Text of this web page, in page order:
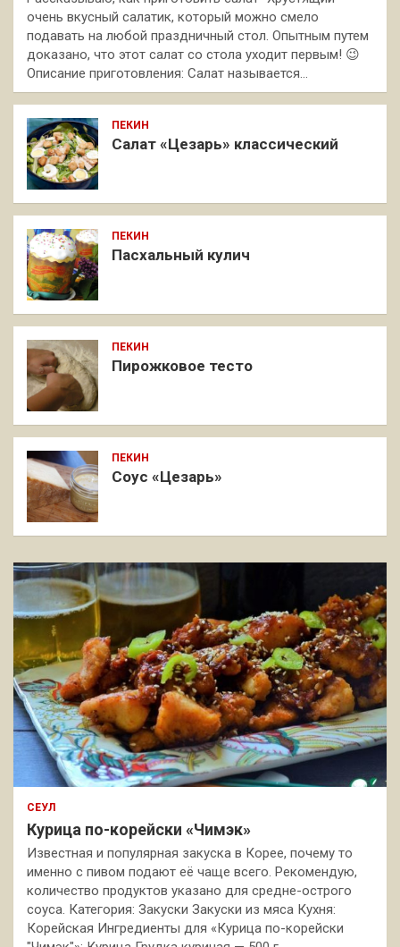
очень вкусный салатик, который можно смело
подавать на любой праздничный стол. Опытным путем
доказано, что этот салат со стола уходит первым! 😉
Описание приготовления: Салат называется…
ПЕКИН
Салат «Цезарь» классический
ПЕКИН
Пасхальный кулич
ПЕКИН
Пирожковое тесто
ПЕКИН
Соус «Цезарь»
СЕУЛ
Курица по-корейски «Чимэк»
Известная и популярная закуска в Корее, почему то
именно с пивом подают её чаще всего. Рекомендую,
количество продуктов указано для средне-острого
соуса. Категория: Закуски Закуски из мяса Кухня:
Корейская Ингредиенты для «Курица по-корейски